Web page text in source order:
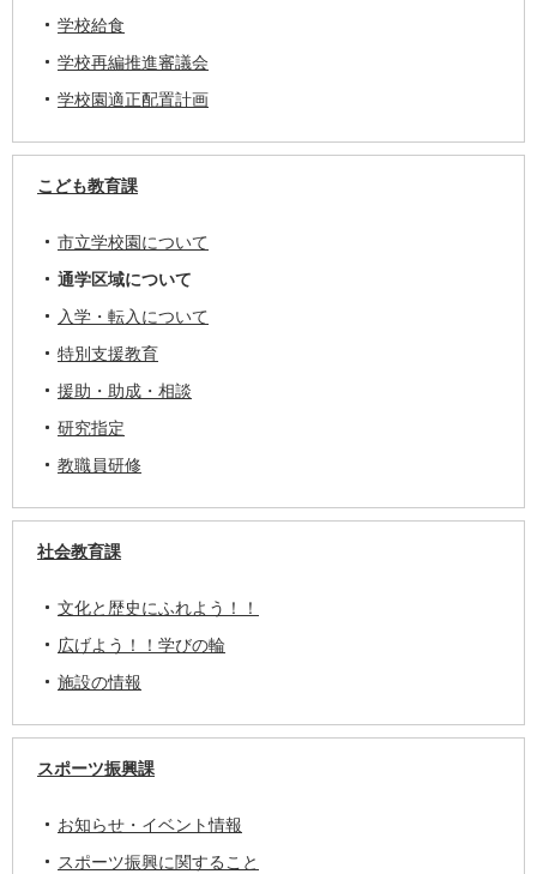
学校給食
学校再編推進審議会
学校園適正配置計画
こども教育課
市立学校園について
通学区域について
入学・転入について
特別支援教育
援助・助成・相談
研究指定
教職員研修
社会教育課
文化と歴史にふれよう！！
広げよう！！学びの輪
施設の情報
スポーツ振興課
お知らせ・イベント情報
スポーツ振興に関すること